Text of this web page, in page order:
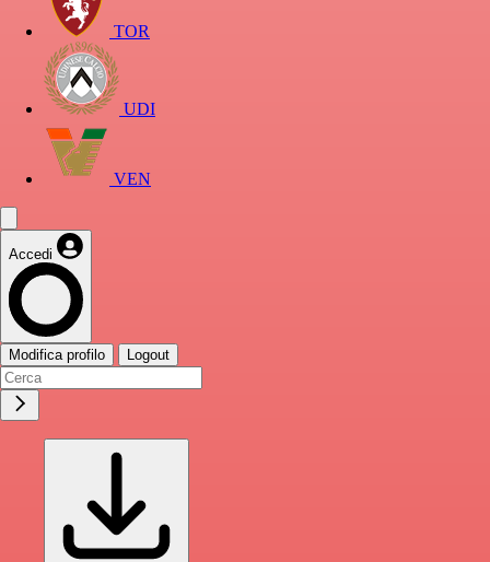
TOR
UDI
VEN
Accedi
Modifica profilo Logout